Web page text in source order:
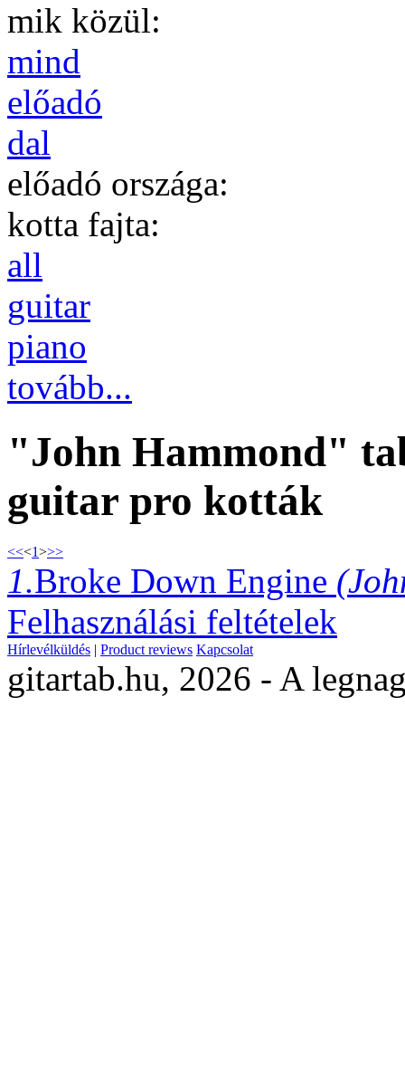
mik közül:
mind
előadó
dal
előadó országa:
kotta fajta:
all
guitar
piano
tovább...
"John Hammond"
guitar pro kották
<<<1>>>
1.Broke Down Engine
Felhasználási feltételek
Hírlevélküldés | Product reviews Kapcsolat
gitartab.hu, 2026 - A